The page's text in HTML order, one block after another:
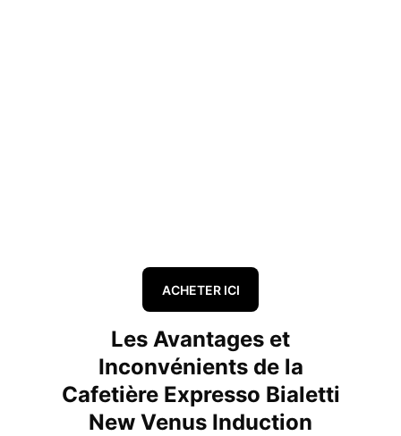
ACHETER ICI
Les Avantages et
Inconvénients de la
Cafetière Expresso Bialetti
New Venus Induction